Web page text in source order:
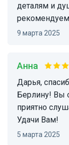
деталям и
9 марта 2025
Анна
Дарья, спасибо Вам за чудесную прогулку по
Берлину! Вы
приятно
Удачи Вам!
5 марта 2025